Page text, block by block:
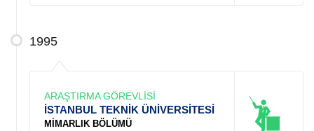
1995
ARAŞTIRMA GÖREVLİSİ
İSTANBUL TEKNİK ÜNİVERSİTESİ
MİMARLIK BÖLÜMÜ